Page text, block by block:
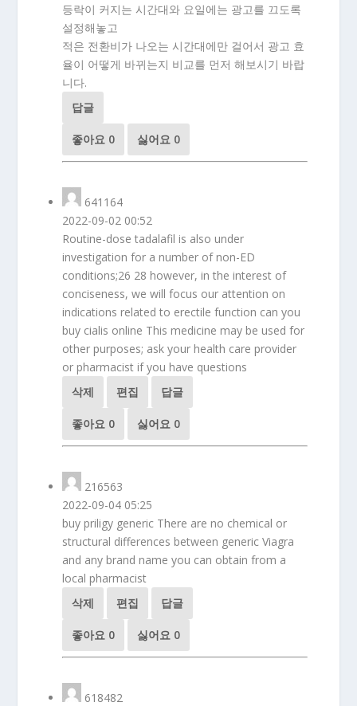
등락이 커지는 시간대와 요일에는 광고를 끄도록
설정해놓고
적은 전환비가 나오는 시간대에만 걸어서 광고 효
율이 어떻게 바뀌는지 비교를 먼저 해보시기 바랍
니다.
답글
좋아요 0 싫어요 0
641164
2022-09-02 00:52
Routine-dose tadalafil is also under
investigation for a number of non-ED
conditions;26 28 however, in the interest of
conciseness, we will focus our attention on
indications related to erectile function can you
buy cialis online This medicine may be used for
other purposes; ask your health care provider
or pharmacist if you have questions
삭제
편집 답글
좋아요 0 싫어요 0
216563
2022-09-04 05:25
buy priligy generic There are no chemical or
structural differences between generic Viagra
and any brand name you can obtain from a
local pharmacist
삭제
편집 답글
좋아요 0 싫어요 0
618482